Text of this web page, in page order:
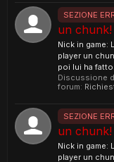
SEZIONE
un chunk!
Nick in game:
player un
poi lui ha
Discussione
forum:
SEZIONE
un chunk!
Nick in game:
player un